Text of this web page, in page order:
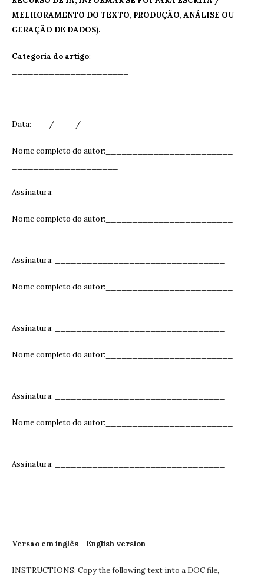
MELHORAMENTO DO TEXTO, PRODUÇÃO, ANÁLISE OU
GERAÇÃO DE DADOS).
Categoria do artigo: ______________________________
Data: ___/____/____
Nome completo do autor:________________________
Assinatura: ______________________________
Nome completo do autor:________________________
Assinatura: ______________________________
Nome completo do autor:________________________
Assinatura: ______________________________
Nome completo do autor:________________________
Assinatura: ______________________________
Nome completo do autor:________________________
Assinatura: ______________________________
Versão em inglês - English version
INSTRUCTIONS: Copy the following text into a DOC file,